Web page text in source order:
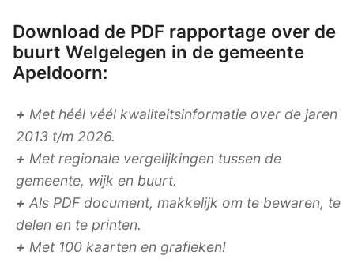
Download de PDF rapportage over de
buurt Welgelegen in de gemeente
Apeldoorn:
+ Met héél véél kwaliteitsinformatie over de jaren
2013 t/m 2026.
+ Met regionale vergelijkingen tussen de
gemeente, wijk en buurt.
+ Als PDF document, makkelijk om te bewaren, te
delen en te printen.
+ Met 100 kaarten en grafieken!